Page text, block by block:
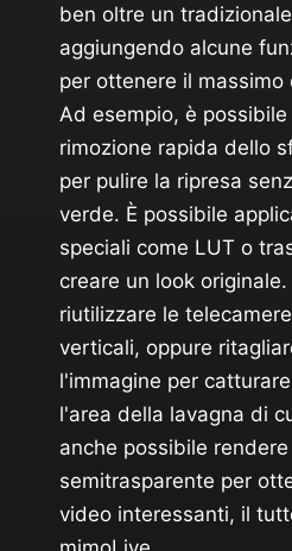
ben oltre un
aggiungendo alcune
per ottenere il massimo
Ad esempio, è
rimozione rapida dello
per pulire la ripresa
verde. È possibile
speciali come LUT o
creare un look
riutilizzare le
verticali, oppure
l'immagine per
l'area della lavagna di
anche possibile
semitrasparente per
video interessanti, il